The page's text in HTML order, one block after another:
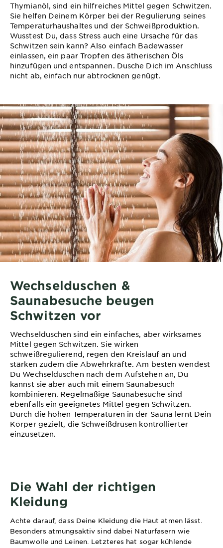
Thymianöl, sind ein hilfreiches Mittel gegen Schwitzen.
Sie helfen Deinem Körper bei der Regulierung seines
Temperaturhaushaltes und der Schweißproduktion.
Wusstest Du, dass Stress auch eine Ursache für das
Schwitzen sein kann? Also einfach Badewasser
einlassen, ein paar Tropfen des ätherischen Öls
hinzufügen und entspannen. Dusche Dich im Anschluss
nicht ab, einfach nur abtrocknen genügt.
Wechselduschen &
Saunabesuche beugen
Schwitzen vor
Wechselduschen sind ein einfaches, aber wirksames
Mittel gegen Schwitzen. Sie wirken
schweißregulierend, regen den Kreislauf an und
stärken zudem die Abwehrkräfte. Am besten wendest
Du Wechselduschen nach dem Aufstehen an, Du
kannst sie aber auch mit einem Saunabesuch
kombinieren. Regelmäßige Saunabesuche sind
ebenfalls ein geeignetes Mittel gegen Schwitzen.
Durch die hohen Temperaturen in der Sauna lernt Dein
Körper gezielt, die Schweißdrüsen kontrollierter
einzusetzen.
Die Wahl der richtigen
Kleidung
Achte darauf, dass Deine Kleidung die Haut atmen lässt.
Besonders atmungsaktiv sind dabei Naturfasern wie
Baumwolle und Leinen. Letzteres hat sogar kühlende